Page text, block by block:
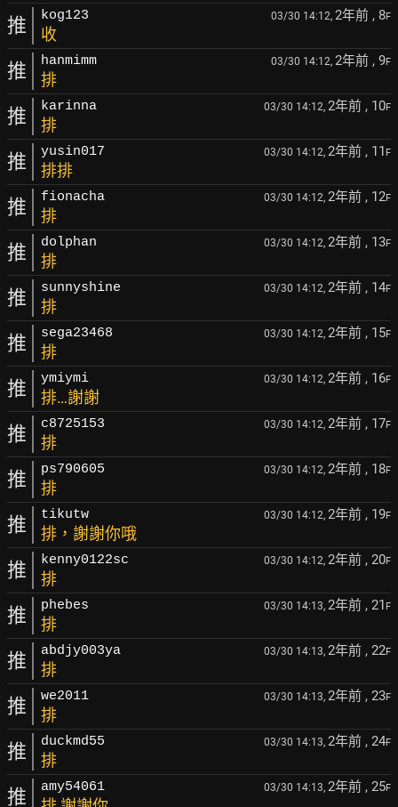
推 kog123 03/30 14:12, 2年前 , 8F
收
推 hanmimm 03/30 14:12, 2年前 , 9F
排
推 karinna 03/30 14:12, 2年前 , 10F
排
推 yusin017 03/30 14:12, 2年前 , 11 F
排排
推 fionacha 03/30 14:12, 2年前 , 12F
排
推 dolphan 03/30 14:12, 2年前 , 13F
排
推 sunnyshine 03/30 14:12, 2年前 , 14F
排
推 sega23468 03/30 14:12, 2年前 , 15F
排
推 ymiymi 03/30 14:12, 2年前 , 16F
排…謝謝
推 c8725153 03/30 14:12, 2年前 , 17F
排
推 ps790605 03/30 14:12, 2年前 , 18F
排
推 tikutw 03/30 14:12, 2年前 , 19F
排，謝謝你哦
推 kenny0122sc 03/30 14:12, 2年前 , 20F
排
推 phebes 03/30 14:13, 2年前 , 21 F
排
推 abdjy003ya 03/30 14:13, 2年前 , 22F
排
推 we2011 03/30 14:13, 2年前 , 23F
排
推 duckmd55 03/30 14:13, 2年前 , 24F
排
推 amy54061 03/30 14:13, 2年前 , 25F